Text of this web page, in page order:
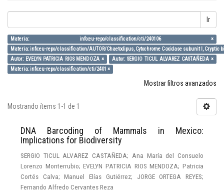
Ir
Materia: info:eu-repo/classification/cti/240106 ×
Materia: info:eu-repo/classification/AUTOR/Chaetodipus, Cytochrome C oxidase subunit I, Cryptic
Autor: EVELYN PATRICIA RIOS MENDOZA ×
Autor: SERGIO TICUL ALVAREZ CASTAÑEDA ×
Materia: info:eu-repo/classification/cti/2401 ×
Mostrar filtros avanzados
Mostrando ítems 1-1 de 1
DNA Barcoding of Mammals in Mexico:
Implications for Biodiversity
SERGIO TICUL ALVAREZ CASTAÑEDA; Ana María del Consuelo
Lorenzo Monterrubio; EVELYN PATRICIA RIOS MENDOZA; Patricia
Cortés Calva; Manuel Elías Gutiérrez; JORGE ORTEGA REYES;
Fernando Alfredo Cervantes Reza